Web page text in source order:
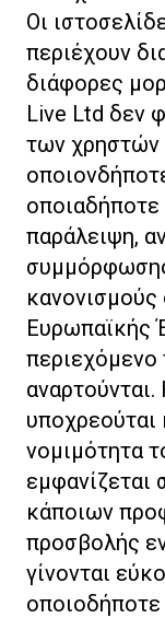
Οι
περιέχουν
διάφορες
Live Ltd δεν
των χρηστών
παράλειψη,
Ευρωπαϊκής
υποχρεούται
νομιμότητα
εμφανίζεται
κάποιων
προσβολής
γίνονται